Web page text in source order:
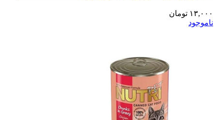
۱۳,۰۰۰ تومان
ناموجود